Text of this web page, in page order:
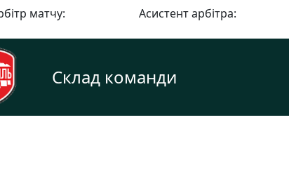
матчу: Асистент арбітра:
Склад команди